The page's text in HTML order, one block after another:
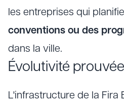
les entreprises qui
conventions ou des
dans la ville.
Évolutivité prouvée
L'infrastructure de la Fira